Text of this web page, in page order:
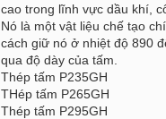
cao trong lĩnh vực dầu khí,
Nó là một vật liệu chế tạo
cách giữ nó ở nhiệt độ 890
qua độ dày của tấm.
Thép tấm P235GH
THép tấm P265GH
Thép tấm P295GH